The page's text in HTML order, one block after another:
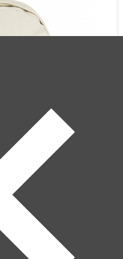
000582